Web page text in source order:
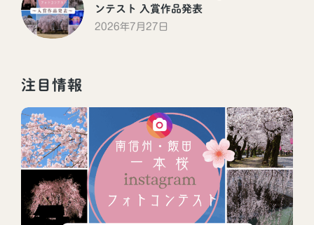
ンテスト 入賞作品発表
2026年7月27日
注目情報